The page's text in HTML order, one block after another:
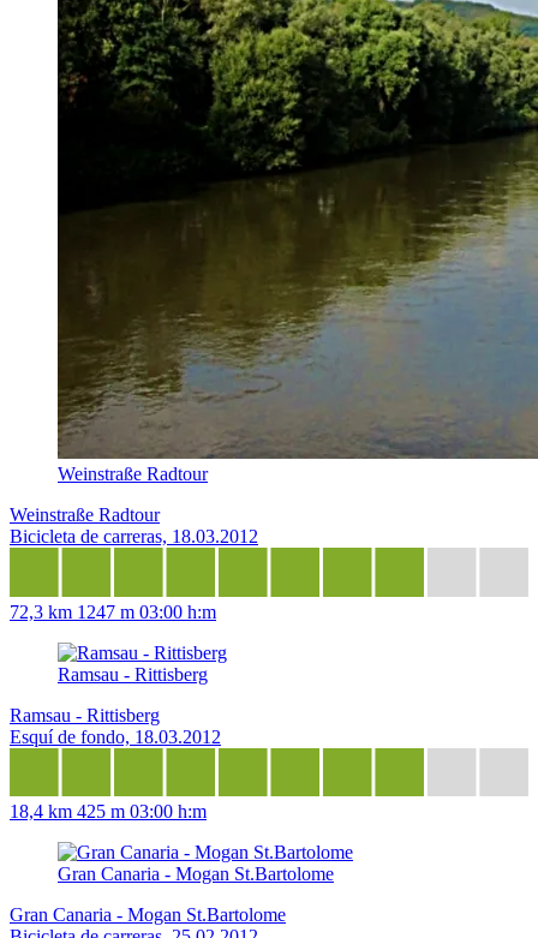
Weinstraße Radtour
Weinstraße Radtour
Bicicleta de carreras, 18.03.2012
72,3 km 1247 m 03:00 h:m
Ramsau - Rittisberg
Ramsau - Rittisberg
Esquí de fondo, 18.03.2012
18,4 km 425 m 03:00 h:m
Gran Canaria - Mogan St.Bartolome
Gran Canaria - Mogan St.Bartolome